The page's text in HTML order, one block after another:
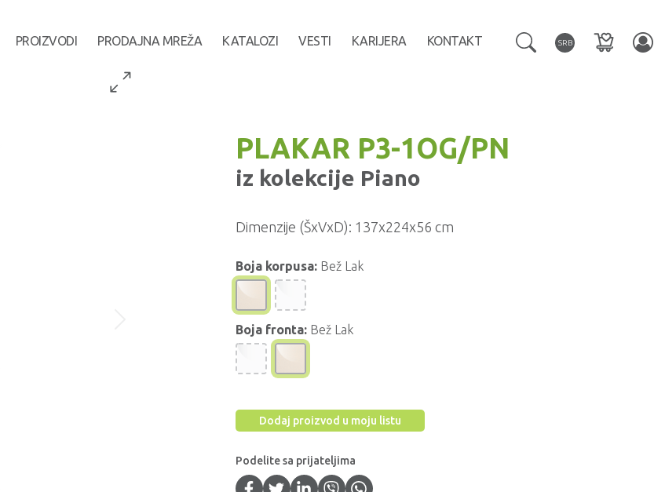
PROIZVODI PRODAJNA MREŽA KATALOZI VESTI KARIJERA KONTAKT SRB
PLAKAR P3-1OG/PN
iz kolekcije Piano
Dimenzije (ŠxVxD): 137x224x56 cm
Boja korpusa: Bež Lak
Boja fronta: Bež Lak
Dodaj proizvod u moju listu
Podelite sa prijateljima